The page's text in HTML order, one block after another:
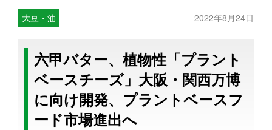
大豆・油 2022年8月24日
六甲バター、植物性「プラント
ベースチーズ」大阪・関西万博
に向け開発、プラントベースフ
ード市場進出へ